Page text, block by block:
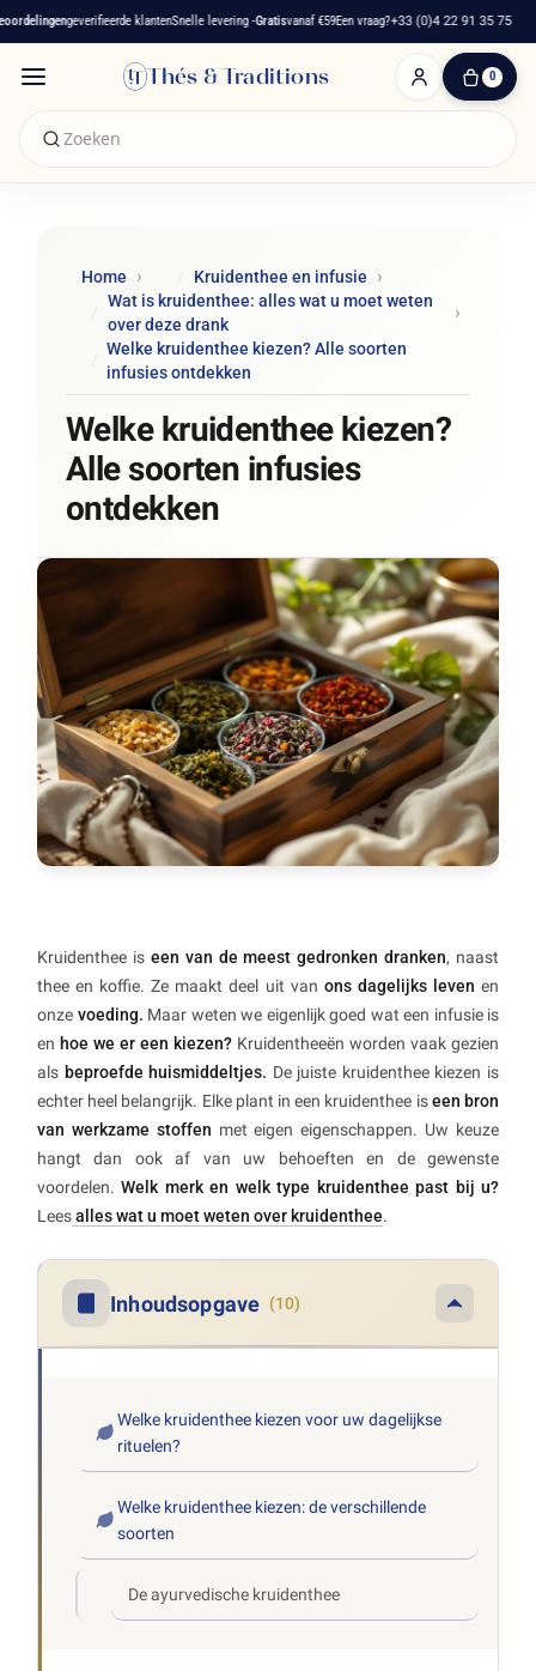
geverifieerde klantenSnelle levering -Gratisvanaf €59Een vraag?+33 (0)4 22 91 35 75
Thés & Traditions 0
0
Home
Kruidenthee en infusie
Wat is kruidenthee: alles wat u moet weten
over deze drank
Welke kruidenthee kiezen? Alle soorten
infusies ontdekken
Welke kruidenthee kiezen?
Alle soorten infusies
ontdekken
Kruidenthee is een van de meest gedronken dranken, naast
thee en koffie. Ze maakt deel uit van ons dagelijks leven en
onze voeding. Maar weten we eigenlijk goed wat een infusie is
en hoe we er een kiezen? Kruidentheeën worden vaak gezien
als beproefde huismiddeltjes. De juiste kruidenthee kiezen is
echter heel belangrijk. Elke plant in een kruidenthee iseen bron
van werkzame stoffen met eigen eigenschappen. Uw keuze
hangt dan ook af van uw behoeften en de gewenste
voordelen.Welk merk en welk type kruidenthee past bij u?
Leesalles wat u moet weten over kruidenthee.
Inhoudsopgave (10)
Welke kruidenthee kiezen voor uw dagelijkse
rituelen?
Welke kruidenthee kiezen: de verschillende
soorten
De ayurvedische kruidenthee